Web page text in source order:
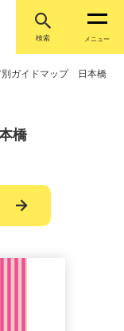
検索 メニュー
別ガイドマップ 日本橋
橋